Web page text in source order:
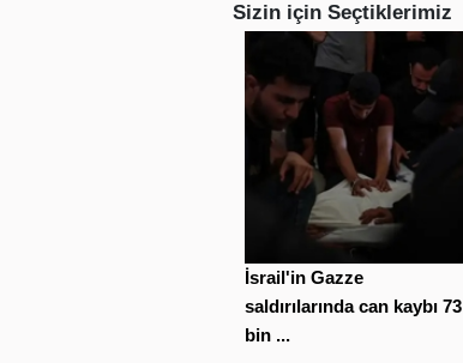
Sizin için Seçtiklerimiz
İsrail'in Gazze
saldırılarında can kaybı 73
bin ...